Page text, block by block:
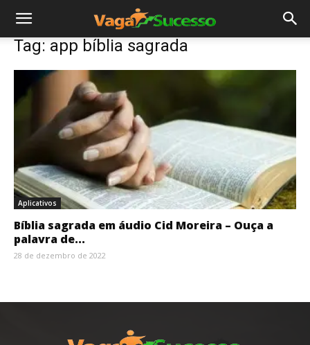
Tag: app bíblia sagrada
Aplicativos
Bíblia sagrada em áudio Cid Moreira – Ouça a
palavra de...
28 de dezembro de 2022